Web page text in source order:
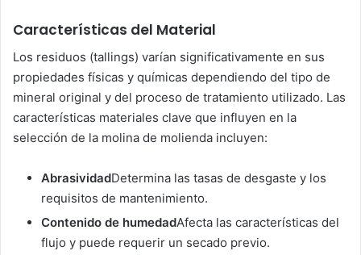
Características del Material
Los residuos (tallings) varían significativamente en sus
propiedades físicas y químicas dependiendo del tipo de
mineral original y del proceso de tratamiento utilizado. Las
características materiales clave que influyen en la
selección de la molina de molienda incluyen:
AbrasividadDetermina las tasas de desgaste y los
requisitos de mantenimiento.
Contenido de humedadAfecta las características del
flujo y puede requerir un secado previo.